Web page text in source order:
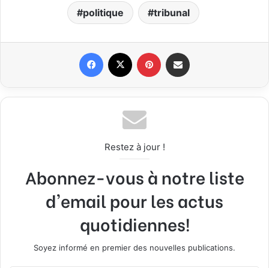
politique tribunal
Restez à jour !
Abonnez-vous à notre liste
d'email pour les actus
quotidiennes!
Soyez informé en premier des nouvelles publications.